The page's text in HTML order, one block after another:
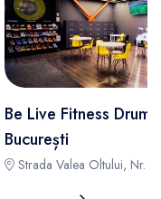
Be Live Fitness
București
Strada Valea Oltului, Nr.